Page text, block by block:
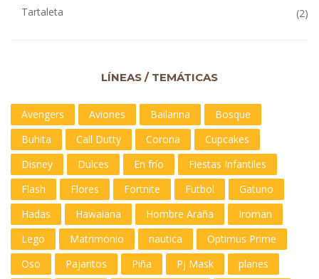
Tartaleta
(2)
LÍNEAS / TEMÁTICAS
Avengers Aviones Bailarina
Bosque
Buhita
Call Dutty Corona
Cupcakes
Disney
Dulces En frío
Fiestas Infantiles
Flash
Flores Fortnite Futbol
Gatuno
Hadas
Hawaiana Hombre Araña
Iroman
Lego
Matrimonio nautica
Optimus Prime
Oso
Pajaritos Piña Pj Mask
planes